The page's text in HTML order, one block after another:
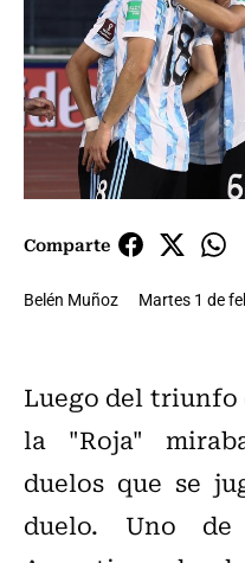
Comparte
Belén Muñoz Martes 1 de
Luego del
la "Roja"
duelos que se
duelo. Uno